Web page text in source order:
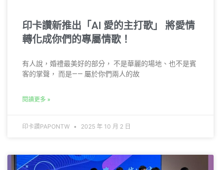
印卡讚新推出「AI 愛的主打歌」 將愛情
轉化成你們的專屬情歌！
有人說，婚禮最美好的部分， 不是華麗的場地、也不是賓
客的掌聲， 而是—— 屬於你們兩人的故
閱讀更多 »
印卡讚PAPONTW 2025 年 10 月 2 日